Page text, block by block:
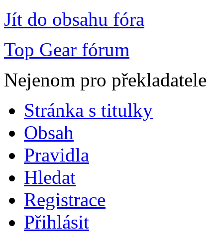
Jít do obsahu fóra
Top Gear fórum
Nejenom pro překladatele
Stránka s titulky
Obsah
Pravidla
Hledat
Registrace
Přihlásit